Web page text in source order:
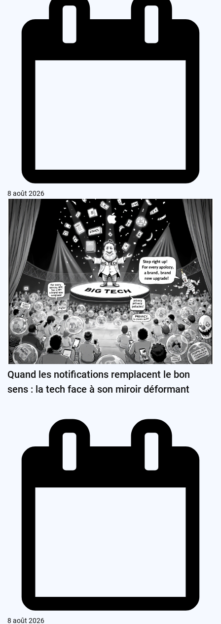
8 août 2026
Quand les notifications remplacent le bon
sens : la tech face à son miroir déformant
8 août 2026